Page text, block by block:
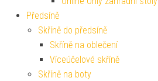
Předsíně
Skříně do předsíně
Skříně na oblečení
Víceúčelové skříně
Skříně na boty